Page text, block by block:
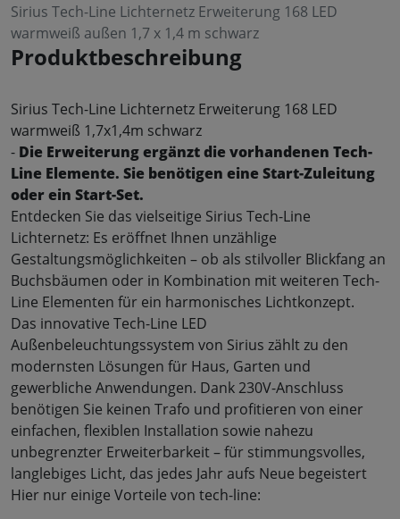
Sirius Tech-Line Lichternetz Erweiterung 168 LED
warmweiß außen 1,7 x 1,4 m schwarz
Produktbeschreibung
Sirius Tech-Line Lichternetz Erweiterung 168 LED
warmweiß 1,7x1,4m schwarz
- Die Erweiterung ergänzt die vorhandenen Tech-
Line Elemente. Sie benötigen eine Start-Zuleitung
oder ein Start-Set.
Entdecken Sie das vielseitige Sirius Tech-Line
Lichternetz: Es eröffnet Ihnen unzählige
Gestaltungsmöglichkeiten – ob als stilvoller Blickfang an
Buchsbäumen oder in Kombination mit weiteren Tech-
Line Elementen für ein harmonisches Lichtkonzept.
Das innovative Tech-Line LED
Außenbeleuchtungssystem von Sirius zählt zu den
modernsten Lösungen für Haus, Garten und
gewerbliche Anwendungen. Dank 230V-Anschluss
benötigen Sie keinen Trafo und profitieren von einer
einfachen, flexiblen Installation sowie nahezu
unbegrenzter Erweiterbarkeit – für stimmungsvolles,
langlebiges Licht, das jedes Jahr aufs Neue begeistert
Hier nur einige Vorteile von tech-line: